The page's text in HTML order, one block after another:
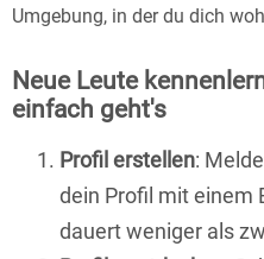
Umgebung, in der du dich
Neue Leute
einfach geht's
Profil erstellen:
dein Profil mit einem
dauert weniger als